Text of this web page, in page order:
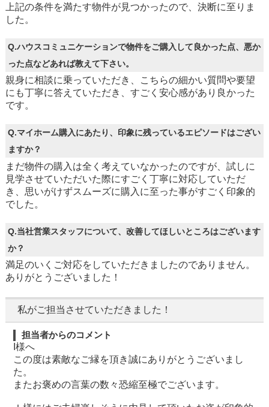
上記の条件を満たす物件が見つかったので、決断に至りま
した。
Q.ハウスコミュニケーションで物件をご購入して良かった点、悪か
った点などあれば教えて下さい。
親身に相談に乗っていただき、こちらの細かい質問や要望
にも丁寧に答えていただき、すごく安心感があり良かった
です。
Q.マイホーム購入にあたり、印象に残っているエピソードはござい
ますか？
まだ物件の購入は全く考えていなかったのですが、試しに
見学させていただいた際にすごく丁寧に対応していただ
き、思いがけずスムーズに購入に至った事がすごく印象的
でした。
Q.当社営業スタッフについて、改善してほしいところはございます
か？
満足のいくご対応をしていただきましたのでありません。
ありがとうございました！
私がご担当させていただきました！
担当者からのコメント
I様へ
この度は素敵なご縁を頂き誠にありがとうございまし
た。
またお褒めの言葉の数々恐縮至極でございます。